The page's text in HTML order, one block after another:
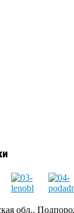
обл.,